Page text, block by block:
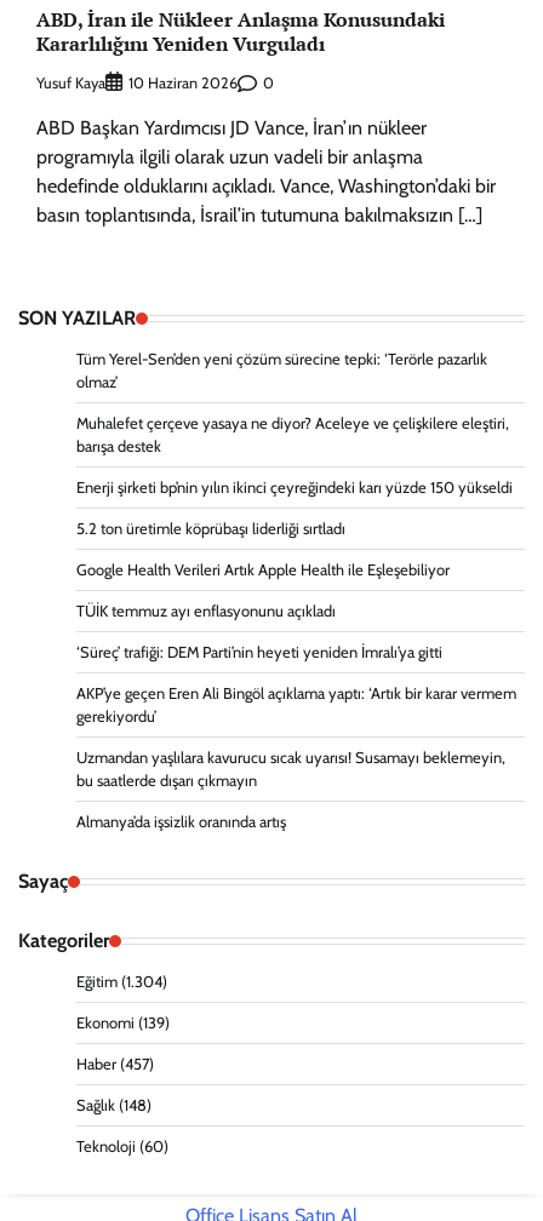
ABD, İran ile Nükleer Anlaşma Konusundaki
Kararlılığını Yeniden Vurguladı
Yusuf Kaya 10 Haziran 2026 0
ABD Başkan Yardımcısı JD Vance, İran’ın nükleer
programıyla ilgili olarak uzun vadeli bir anlaşma
hedefinde olduklarını açıkladı. Vance, Washington’daki bir
basın toplantısında, İsrail’in tutumuna bakılmaksızın […]
SON YAZILAR
Tüm Yerel-Sen’den yeni çözüm sürecine tepki: ‘Terörle pazarlık
olmaz’
Muhalefet çerçeve yasaya ne diyor? Aceleye ve çelişkilere eleştiri,
barışa destek
Enerji şirketi bp’nin yılın ikinci çeyreğindeki karı yüzde 150 yükseldi
5.2 ton üretimle köprübaşı liderliği sırtladı
Google Health Verileri Artık Apple Health ile Eşleşebiliyor
TÜİK temmuz ayı enflasyonunu açıkladı
‘Süreç’ trafiği: DEM Parti’nin heyeti yeniden İmralı’ya gitti
AKP’ye geçen Eren Ali Bingöl açıklama yaptı: ‘Artık bir karar vermem
gerekiyordu’
Uzmandan yaşlılara kavurucu sıcak uyarısı! Susamayı beklemeyin,
bu saatlerde dışarı çıkmayın
Almanya’da işsizlik oranında artış
Sayaç
Kategoriler
Eğitim (1.304)
Ekonomi (139)
Haber (457)
Sağlık (148)
Teknoloji (60)
Office Lisans Satın Al